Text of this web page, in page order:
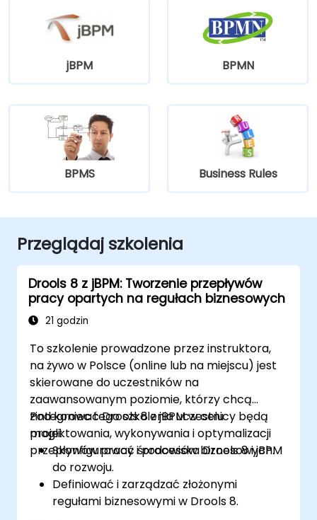
jBPM BPMN
BPMS Business Rules
Przeglądaj szkolenia
Drools 8 z jBPM: Tworzenie przepływów
pracy opartych na regułach biznesowych
21 godzin
To szkolenie prowadzone przez instruktora,
na żywo w Polsce (online lub na miejscu) jest
skierowane do uczestników na
zaawansowanym poziomie, którzy chcą
zintegrować Drools 8 z jBPM w celu
projektowania, wykonywania i optymalizacji
przepływów pracy i procesów biznesowych.
Pod koniec tego szkolenia uczestnicy będą
mogli:
Skonfigurować środowiska Drools 8 i jBPM
do rozwoju.
Definiować i zarządzać złożonymi
regułami biznesowymi w Drools 8.